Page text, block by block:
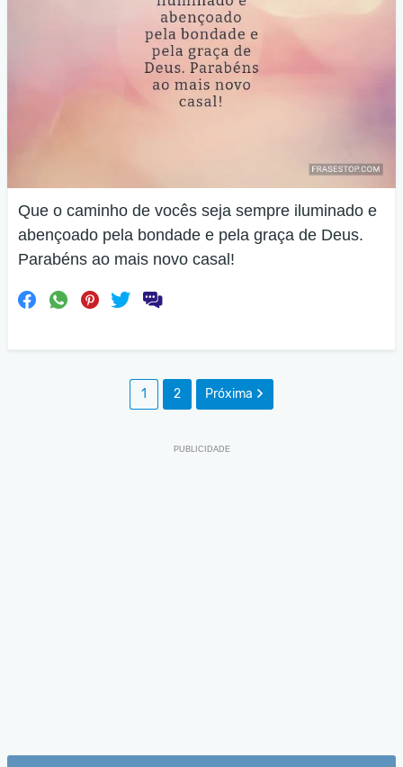
Que o caminho de vocês seja sempre iluminado e
abençoado pela bondade e pela graça de Deus.
Parabéns ao mais novo casal!
1 2 Próxima